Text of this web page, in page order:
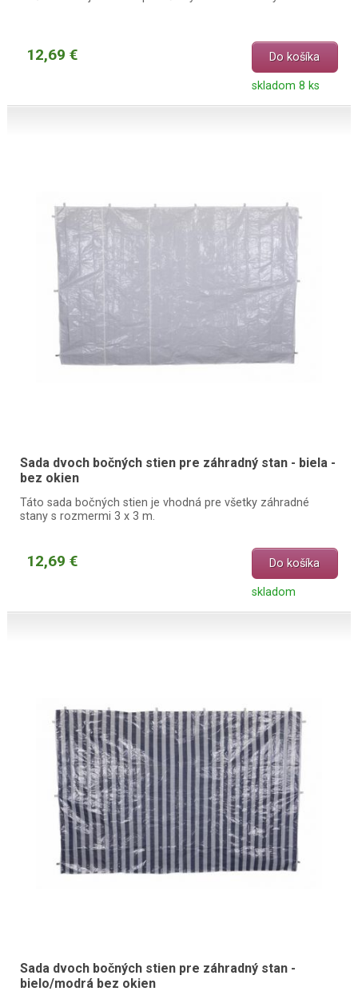
12,69 € Do košíka
skladom 8 ks
Sada dvoch bočných stien pre záhradný stan - biela -
bez okien
Táto sada bočných stien je vhodná pre všetky záhradné
stany s rozmermi 3 x 3 m.
12,69 € Do košíka
skladom
Sada dvoch bočných stien pre záhradný stan -
bielo/modrá bez okien